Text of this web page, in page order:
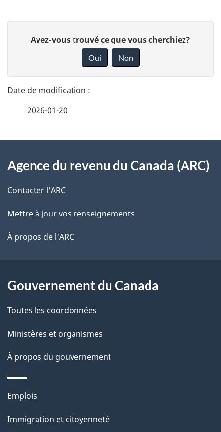
t
i
n
d
u
c
m
e
n
t
t
a
l
s
l
a
a
g
e
n
o
t
r
e
é
t
a
t
i
n
s
u
r
c
Avez-vous trouvé ce que vous cherchiez?
Oui Non
2026-01-20
propos
de
ce
site
Agence du revenu du Canada (ARC)
Contacter l’ARC
Mettre à jour vos renseignements
À propos de l'ARC
Gouvernement du Canada
Toutes les coordonnées
Ministères et organismes
À propos du gouvernement
Thèmes
sujets
Emplois
Immigration et citoyenneté